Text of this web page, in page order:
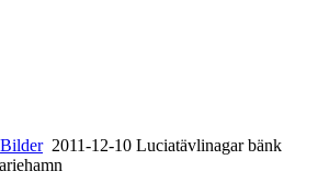
Bilder 2011-12-10 Luciatävlinagar bänk